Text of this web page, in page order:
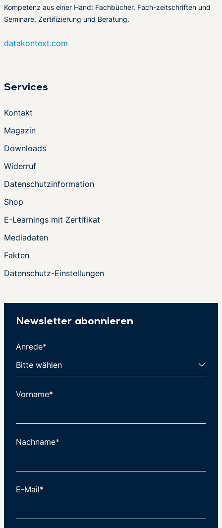
Kompetenz aus einer Hand: Fachbücher, Fach-zeitschriften und
Seminare, Zertifizierung und Beratung.
datakontext.com
Services
Kontakt
Magazin
Downloads
Widerruf
Datenschutzinformation
Shop
E-Learnings mit Zertifikat
Mediadaten
Fakten
Datenschutz-Einstellungen
Newsletter abonnieren
Anrede*
Vorname*
Nachname*
E-Mail*